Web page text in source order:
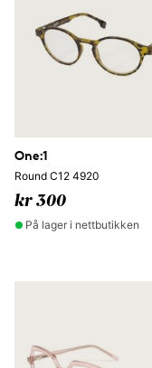
One:1
Round C12 4920
kr 300
På lager i nettbutikken